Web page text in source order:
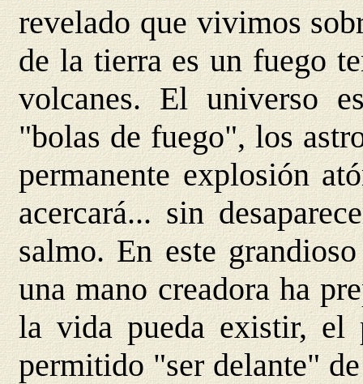
revelado que vivimos
de la tierra es un fuego
volcanes. El universo
"bolas de fuego", los
permanente explosión
acercará... sin
salmo. En este
una mano creadora ha
la vida pueda existir, el
permitido "ser delante"